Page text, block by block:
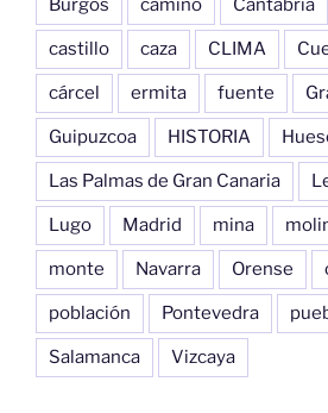
Burgos camino Cantabria
castillo caza CLIMA
cárcel ermita fuente
Guipuzcoa HISTORIA
Las Palmas de Gran Canaria
Lugo Madrid mina
monte Navarra Orense
población Pontevedra
Salamanca Vizcaya